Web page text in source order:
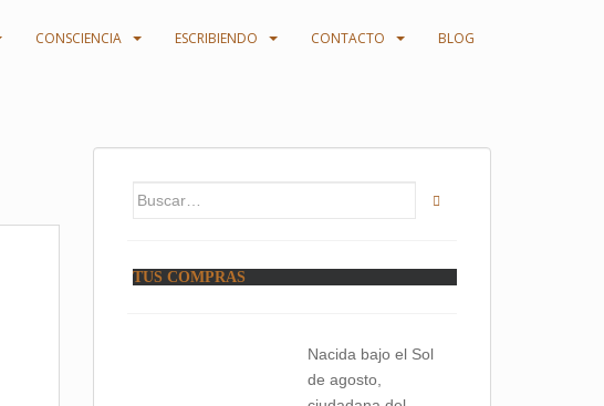
CONSCIENCIA ESCRIBIENDO CONTACTO BLOG
Buscar:
TUS COMPRAS
Nacida bajo el Sol
de agosto,